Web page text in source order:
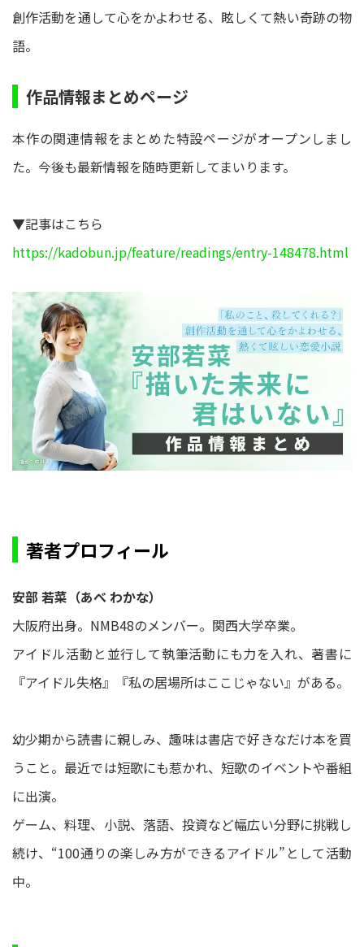
創作活動を通して心をかよわせる、眩しくて熱い奇跡の物
語。
作品情報まとめページ
本作の関連情報をまとめた特設ページがオープンしまし
た。今後も最新情報を随時更新してまいります。
▼記事はこちら
https://kadobun.jp/feature/readings/entry-148478.html
著者プロフィール
安部 若菜（あべ わかな）
大阪府出身。NMB48のメンバー。関西大学卒業。
アイドル活動と並行して執筆活動にも力を入れ、著書に
『アイドル失格』『私の居場所はここじゃない』がある。
幼少期から読書に親しみ、趣味は書店で好きなだけ本を買
うこと。最近では短歌にも惹かれ、短歌のイベントや番組
に出演。
ゲーム、料理、小説、落語、投資など幅広い分野に挑戦し
続け、“100通りの楽しみ方ができるアイドル”として活動
中。